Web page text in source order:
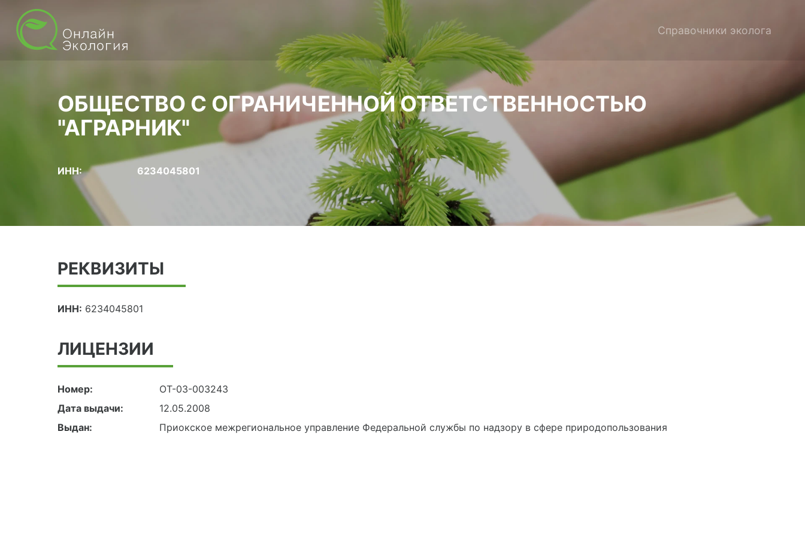
Справочники эколога
ОБЩЕСТВО С ОГРАНИЧЕННОЙ ОТВЕТСТВЕННОСТЬЮ
"АГРАРНИК"
ИНН: 6234045801
РЕКВИЗИТЫ
ИНН: 6234045801
ЛИЦЕНЗИИ
Номер:
ОТ-03-003243
Дата выдачи:
12.05.2008
Выдан:
Приокское межрегиональное управление Федеральной службы по надзору в сфере природопользования